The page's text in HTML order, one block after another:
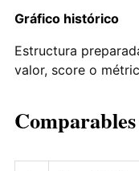
Gráfico histórico
Estructura
valor, score o
Comparables